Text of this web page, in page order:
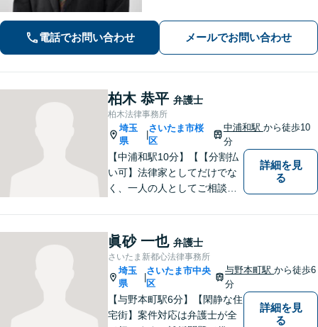
わせ下さい。
電話でお問い合わせ メールでお問い合わせ
柏木 恭平 弁護士
柏木法律事務所
埼玉
県
|
さいたま市桜
区
中浦和駅 から徒歩10
分
【中浦和駅10分】【【分割払
い可】法律家としてだけでな
く、一人の人としてご相談者
することを心がけています。
ご依頼いただいた際には、解
決まで責任を持ってサポート
させていただきます。 ぜひご
相談ください。
詳細を見
る
眞砂 一也 弁護士
さいたま新都心法律事務所
埼玉
県
さいたま市中央
区
与野本町駅から徒歩6
分
【与野本町駅6分】【閑静な住
宅街】案件対応は弁護士が全
詳細を見
る